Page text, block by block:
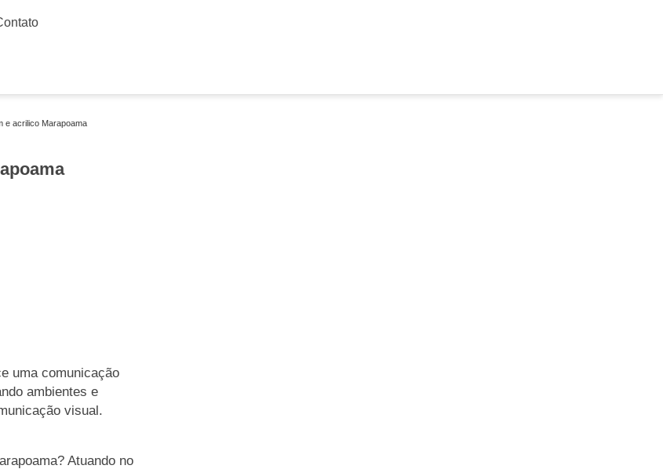
e acrilico Marapoama
uma comunicação
ambientes e
visual.
Atuando no